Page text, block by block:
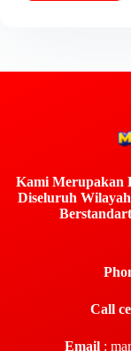
Kami Merupakan
Diseluruh
Call
Email: